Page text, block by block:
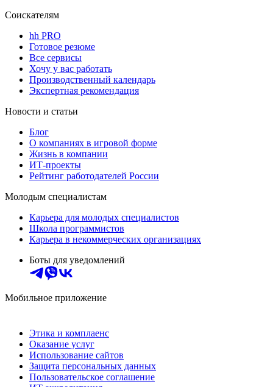
Соискателям
hh PRO
Готовое резюме
Все сервисы
Хочу у вас работать
Производственный календарь
Экспертная рекомендация
Новости и статьи
Блог
О компаниях в игровой форме
Жизнь в компании
ИТ-проекты
Рейтинг работодателей России
Молодым специалистам
Карьера для молодых специалистов
Школа программистов
Карьера в некоммерческих организациях
Боты для уведомлений
Мобильное приложение
Этика и комплаенс
Оказание услуг
Использование сайтов
Защита персональных данных
Пользовательское соглашение